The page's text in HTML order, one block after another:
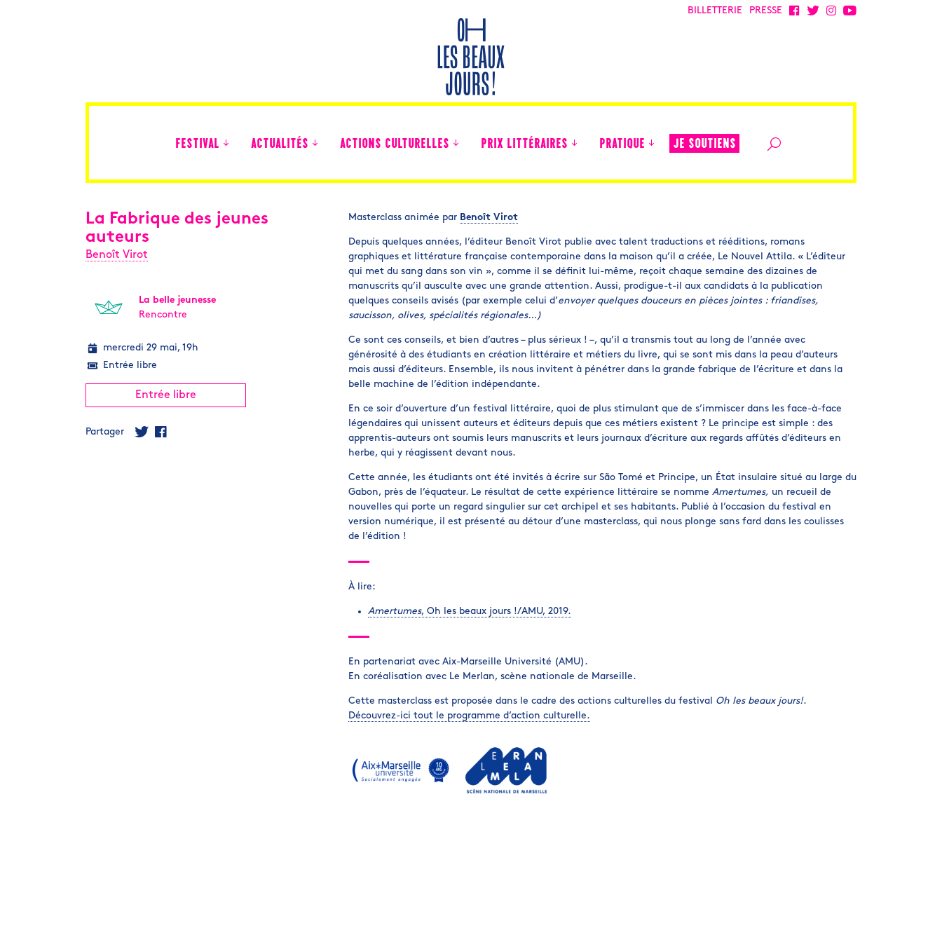
BILLETTERIE PRESSE
FESTIVAL ACTUALITÉS ACTIONS CULTURELLES PRIX LITTÉRAIRES PRATIQUE JE SOUTIENS
La Fabrique des jeunes
auteurs
Benoît Virot
La belle jeunesse
Rencontre
mercredi 29 mai, 19h
Entrée libre
Entrée libre
Partager
Masterclass animée par Benoît Virot
Depuis quelques années, l’éditeur Benoît Virot publie avec talent traductions et rééditions, romans
graphiques et littérature française contemporaine dans la maison qu’il a créée, Le Nouvel Attila. « L’éditeur
qui met du sang dans son vin », comme il se définit lui-même, reçoit chaque semaine des dizaines de
manuscrits qu’il ausculte avec une grande attention. Aussi, prodigue-t-il aux candidats à la publication
quelques conseils avisés (par exemple celui d’envoyer quelques douceurs en pièces jointes : friandises,
saucisson, olives, spécialités régionales…)
Ce sont ces conseils, et bien d’autres – plus sérieux ! –, qu’il a transmis tout au long de l’année avec
générosité à des étudiants en création littéraire et métiers du livre, qui se sont mis dans la peau d’auteurs
mais aussi d’éditeurs. Ensemble, ils nous invitent à pénétrer dans la grande fabrique de l’écriture et dans la
belle machine de l’édition indépendante.
En ce soir d’ouverture d’un festival littéraire, quoi de plus stimulant que de s’immiscer dans les face-à-face
légendaires qui unissent auteurs et éditeurs depuis que ces métiers existent ? Le principe est simple : des
apprentis-auteurs ont soumis leurs manuscrits et leurs journaux d’écriture aux regards affûtés d’éditeurs en
herbe, qui y réagissent devant nous.
Cette année, les étudiants ont été invités à écrire sur São Tomé et Principe, un État insulaire situé au large du
Gabon, près de l’équateur. Le résultat de cette expérience littéraire se nomme Amertumes, un recueil de
nouvelles qui porte un regard singulier sur cet archipel et ses habitants. Publié à l’occasion du festival en
version numérique, il est présenté au détour d’une masterclass, qui nous plonge sans fard dans les coulisses
de l’édition !
À lire:
Amertumes, Oh les beaux jours !/AMU, 2019.
En partenariat avec Aix-Marseille Université (AMU).
En coréalisation avec Le Merlan, scène nationale de Marseille.
Cette masterclass est proposée dans le cadre des actions culturelles du festival Oh les beaux jours!.
Découvrez-ici tout le programme d’action culturelle.